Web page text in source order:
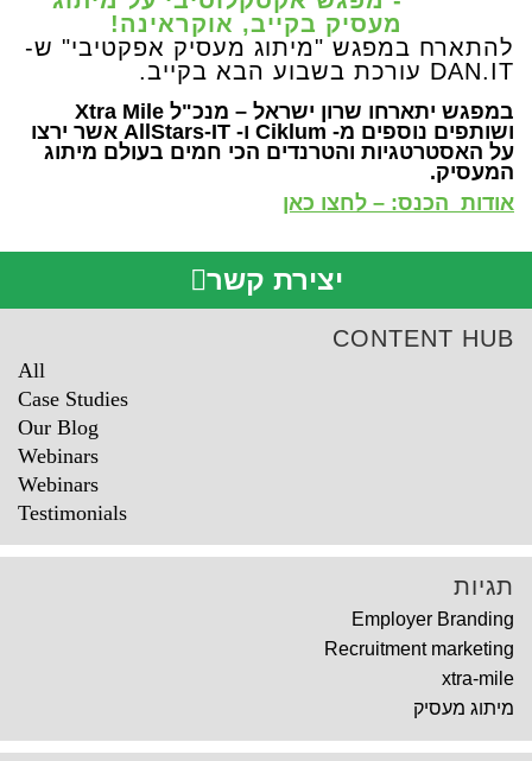
להתארח במפגש "מיתוג מעסיק אפקטיבי" ש-
DAN.IT עורכת בשבוע הבא בקייב.
במפגש יתארחו שרון ישראל – מנכ"ל Xtra Mile
ושותפים נוספים מ- Ciklum ו- AllStars-IT אשר ירצו
על האסטרטגיות והטרנדים הכי חמים בעולם מיתוג
המעסיק.
אודות הכנס: – לחצו כאן
יצירת קשר
CONTENT HUB
All
Case Studies
Our Blog
Webinars
Webinars
Testimonials
תגיות
Employer Branding
Recruitment marketing
xtra-mile
מיתוג מעסיק